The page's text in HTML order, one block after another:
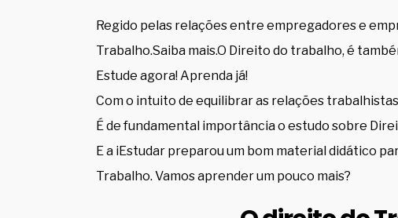
Regido pelas relações entre empregadores e
Trabalho.Saiba mais.O Direito do trabalho, é
Estude agora! Aprenda já!
Com o intuito de equilibrar as relações
É de fundamental importância o estudo sobre
E a iEstudar preparou um bom material didático
Trabalho. Vamos aprender um pouco mais?